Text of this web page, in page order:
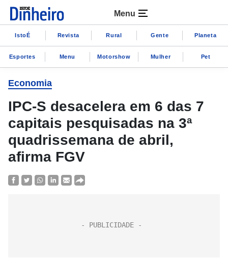
Menu
IstoÉ Revista Rural Gente Planeta
Esportes Menu Motorshow Mulher Pet
Economia
IPC-S desacelera em 6 das 7
capitais pesquisadas na 3ª
quadrissemana de abril,
afirma FGV